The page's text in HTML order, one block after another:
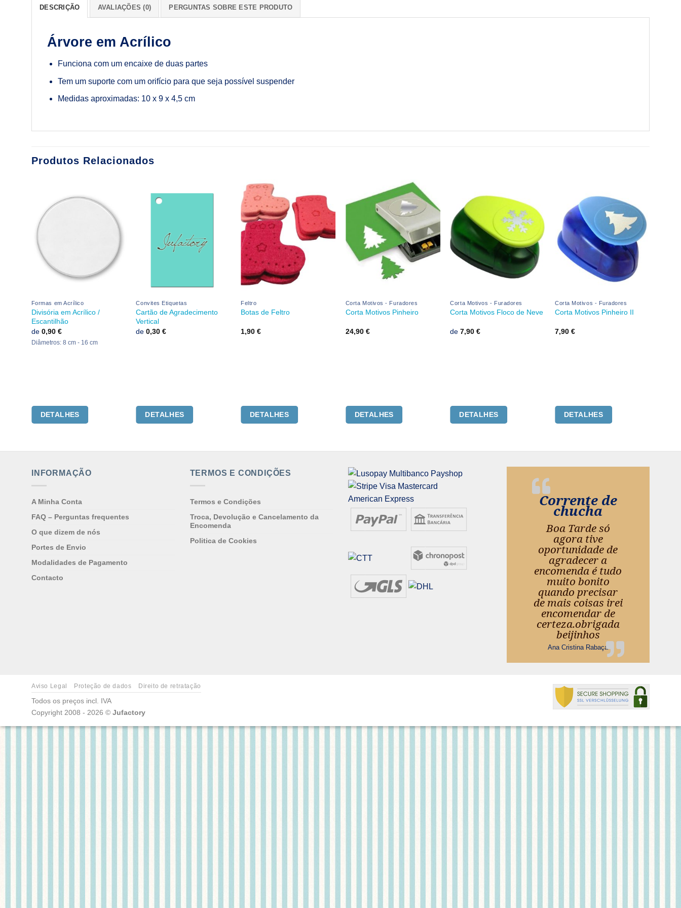
DESCRIÇÃO AVALIAÇÕES (0) PERGUNTAS SOBRE ESTE PRODUTO
Árvore em Acrílico
Funciona com um encaixe de duas partes
Tem um suporte com um orifício para que seja possível suspender
Medidas aproximadas: 10 x 9 x 4,5 cm
Produtos Relacionados
Formas em Acrílico
Divisória em Acrílico /
Escantilhão
de 0,90 €
Diâmetros: 8 cm - 16 cm
DETALHES
variants.
on
the
Convites Etiquetas
Cartão de Agradecimento
Vertical
de0,30€
DETALHES
variants.
options
may
on
product
Feltro
Botas de Feltro
1,90€
DETALHES
Corta Motivos - Furadores
Corta Motivos Pinheiro
24,90 €
DETALHES
Corta Motivos - Furadores
Corta Motivos Floco de Neve
de7,90€
DETALHES
variants.
Corta Motivos - Furadores
Corta Motivos Pinheiro II
7,90€
DETALHES
INFORMAÇÃO
A Minha Conta
FAQ – Perguntas frequentes
O que dizem de nós
Portes de Envio
Modalidades de Pagamento
Contacto
TERMOS E CONDIÇÕES
Termos e Condições
Troca, Devolução e Cancelamento da
Encomenda
Politica de Cookies
Corrente de
chucha
Boa Tarde só
agora tive
oportunidade de
agradecer a
encomenda é tudo
muito bonito
quando precisar
de mais coisas irei
encomendar de
certeza.obrigada
beijinhos
Ana Cristina Rabaça
Aviso Legal Proteção de dados Direito de retratação
Todos os preços incl. IVA
Copyright 2008 - 2026 © Jufactory